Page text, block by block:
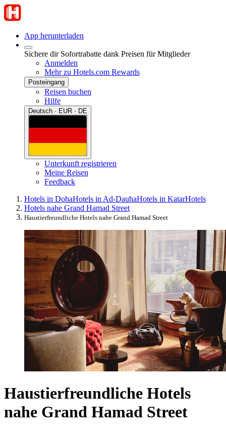
App herunterladen
Sichere dir Sofortrabatte dank Preisen für Mitglieder
Anmelden
Mehr zu Hotels.com Rewards
Posteingang
Reisen buchen
Hilfe
Deutsch · EUR · DE
Unterkunft registrieren
Meine Reisen
Feedback
Hotels in DohaHotels in Ad-DauhaHotels in KatarHotels
Hotels nahe Grand Hamad Street
Haustierfreundliche Hotels nahe Grand Hamad Street
Haustierfreundliche Hotels
nahe Grand Hamad Street